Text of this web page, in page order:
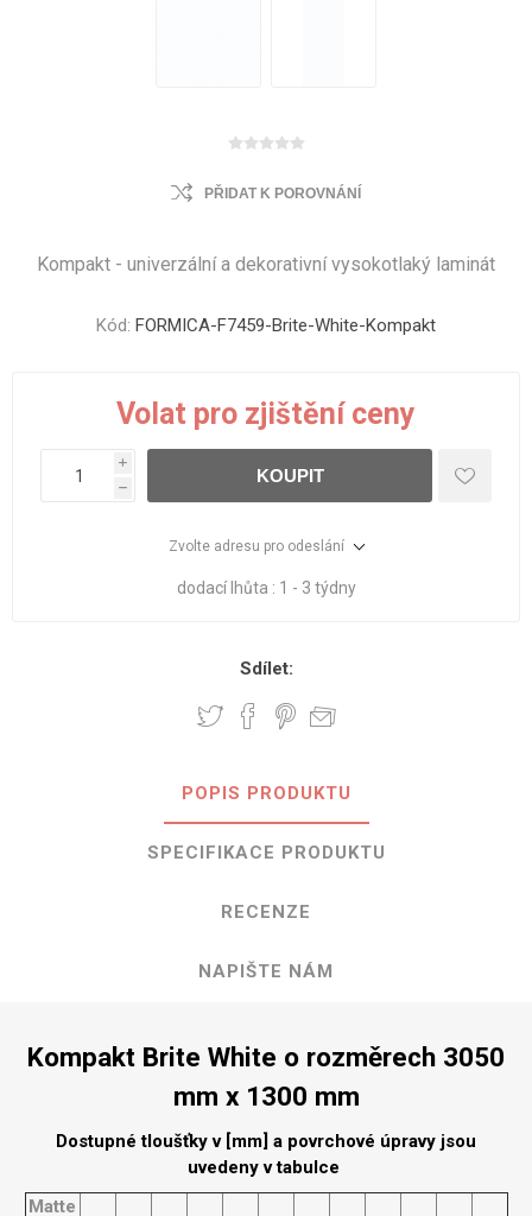
PŘIDAT K POROVNÁNÍ
Kompakt - univerzální a dekorativní vysokotlaký laminát
Kód: FORMICA-F7459-Brite-White-Kompakt
Volat pro zjištění ceny
i
h
KOUPIT
Zvolte adresu pro odeslání
dodací lhůta : 1 - 3 týdny
Sdílet:
POPIS PRODUKTU
SPECIFIKACE PRODUKTU
RECENZE
NAPIŠTE NÁM
Kompakt Brite White o rozměrech 3050
mm x 1300 mm
Dostupné tloušťky v [mm] a povrchové úpravy jsou
uvedeny v tabulce
Matte